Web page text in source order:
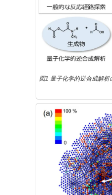
図1 量子化学的逆合成解